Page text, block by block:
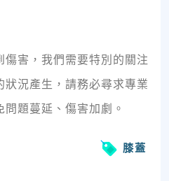
害，我們需要特別的關注
況產生，請務必尋求專業
題蔓延、傷害加劇。
膝蓋